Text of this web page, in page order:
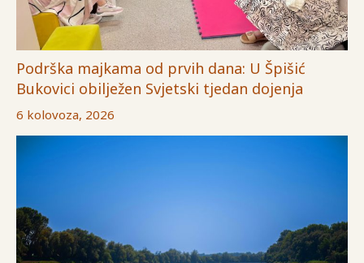
Podrška majkama od prvih dana: U Špišić
Bukovici obilježen Svjetski tjedan dojenja
6 kolovoza, 2026